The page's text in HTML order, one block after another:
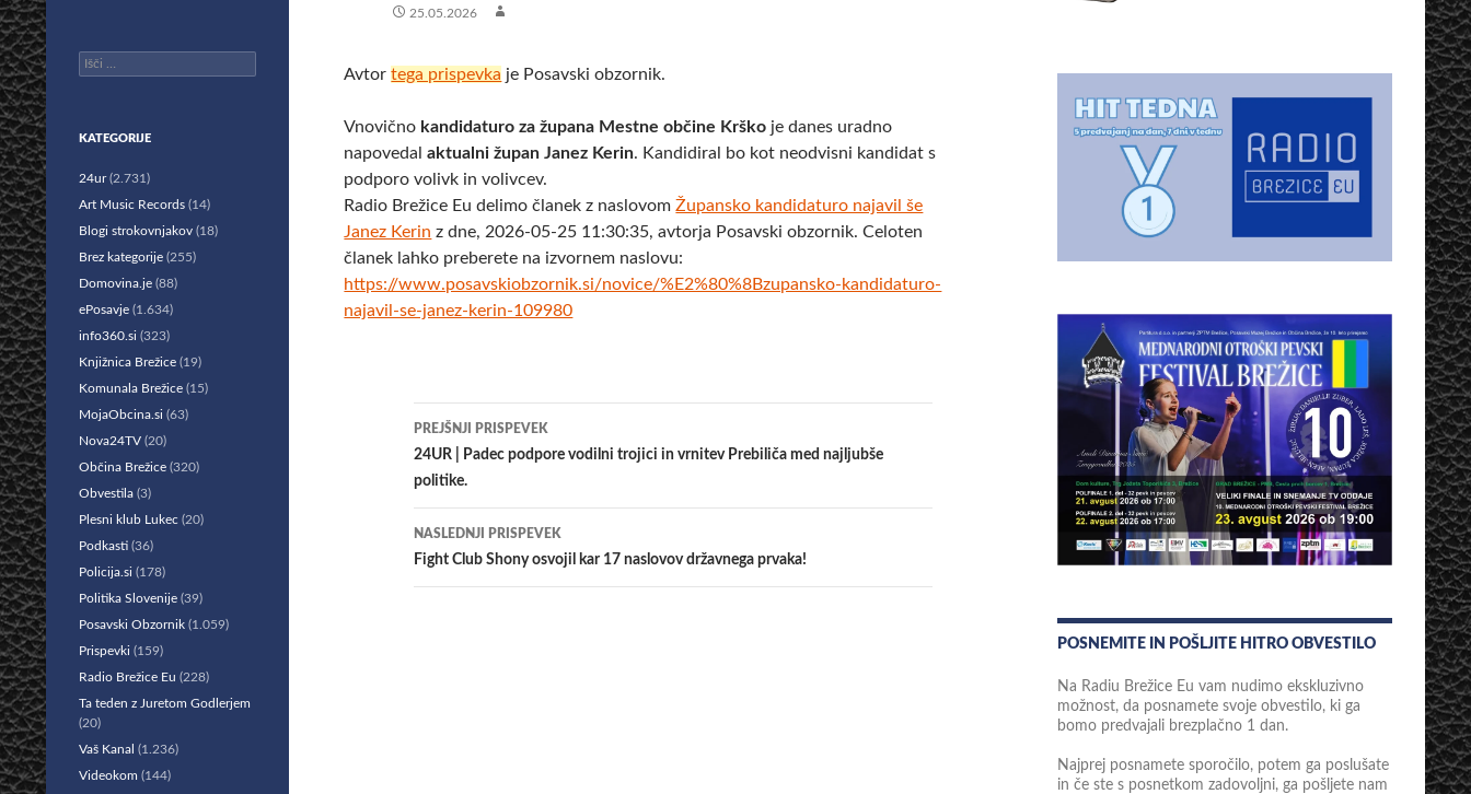
25.05.2026
Avtortega prispevka je Posavski obzornik.
Vnovično kandidaturo za župana Mestne občine Krško je danes uradno
napovedalaktualni župan Janez Kerin. Kandidiral bo kot neodvisni kandidat s
podporo volivk in volivcev.
Radio Brežice Eu delimo članek z naslovom​Župansko kandidaturo najavil še
Janez Kerin z dne, 2026-05-25 11:30:35, avtorja Posavski obzornik. Celoten
članek lahko preberete na izvornem naslovu:
https://www.posavskiobzornik.si/novice/%E2%80%8Bzupansko-kandidaturo-
najavil-se-janez-kerin-109980
Krmarjenje
po
prispevkih
PREJŠNJI PRISPEVEK
24UR | Padec podpore vodilni trojici in vrnitev Prebiliča med najljubše
politike.
NASLEDNJI PRISPEVEK
Fight Club Shony osvojil kar 17 naslovov državnega prvaka!
POSNEMITE IN POŠLJITE HITRO OBVESTILO
Na Radiu Brežice Eu vam nudimo ekskluzivno
možnost, da posnamete svoje obvestilo, ki ga
bomo predvajali brezplačno 1 dan.
Najprej posnamete sporočilo, potem ga poslušate
in če ste s posnetkom zadovoljni, ga pošljete nam
Išči:
KATEGORIJE
24ur(2.731)
Art Music Records (14)
Blogi strokovnjakov (18)
Brez kategorije (255)
Domovina.je (88)
ePosavje (1.634)
info360.si (323)
Knjižnica Brežice (19)
Komunala Brežice (15)
MojaObcina.si (63)
Nova24TV (20)
Občina Brežice (320)
Obvestila (3)
Plesni klub Lukec (20)
Podkasti (36)
Policija.si (178)
Politika Slovenije (39)
Posavski Obzornik (1.059)
Prispevki (159)
Radio Brežice Eu (228)
Ta teden z Juretom Godlerjem
(20)
Vaš Kanal (1.236)
Videokom (144)